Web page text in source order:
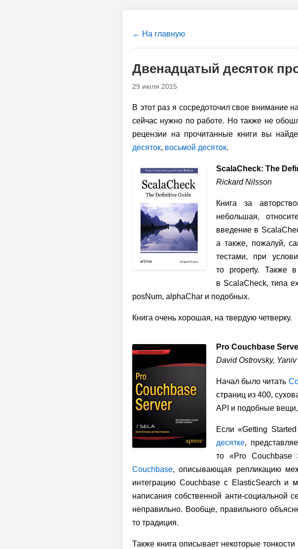
← На главную
Двенадцатый десяток
29 июля 2015
В этот раз я сосредоточил свое внимание
сейчас нужно по работе. Но также не
рецензии на прочитанные книги вы
десяток, восьмой десяток.
ScalaCheck: The
Rickard Nilsson
Книга за
небольшая,
введение в
а также, пожалуй,
тестами, при
то property. Также в
в ScalaCheck, типа
posNum, alphaChar и подобных.
Книга очень хорошая, на твердую четверку.
Pro Couchbase
David Ostrovsky,
Начал было читать
страниц из 400,
API и подобные вещи,
Если «Getting
десятке,
то «Pro Couchbase
Couchbase, описывающая репликацию
интеграцию Couchbase с ElasticSearch и
написания собственной анти-социальной
неправильно. Вообще, правильного
то традиция.
Также книга описывает некоторые